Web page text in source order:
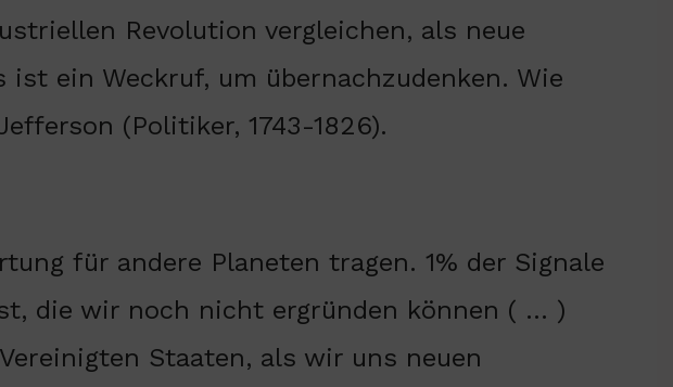
Revolution vergleichen, als neue
ein Weckruf, um übernachzudenken. Wie
(Politiker, 1743-1826).
für andere Planeten tragen. 1% der Signale
die wir noch nicht ergründen können ( … )
Staaten, als wir uns neuen